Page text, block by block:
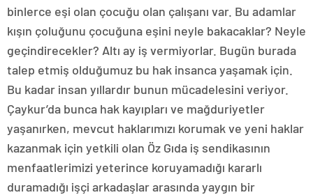
binlerce eşi olan çocuğu olan çalışanı var. Bu adamlar
kışın çoluğunu çocuğuna eşini neyle bakacaklar? Neyle
geçindirecekler? Altı ay iş vermiyorlar. Bugün burada
talep etmiş olduğumuz bu hak insanca yaşamak için.
Bu kadar insan yıllardır bunun mücadelesini veriyor.
Çaykur’da bunca hak kayıpları ve mağduriyetler
yaşanırken, mevcut haklarımızı korumak ve yeni haklar
kazanmak için yetkili olan Öz Gıda iş sendikasının
menfaatlerimizi yeterince koruyamadığı kararlı
duramadığı işçi arkadaşlar arasında yaygın bir